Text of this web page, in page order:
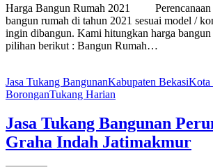
Harga Bangun Rumah 2021 Perencanaan
bangun rumah di tahun 2021 sesuai model /
ingin dibangun. Kami hitungkan harga bangun
pilihan berikut : Bangun Rumah…
Jasa Tukang BangunanKabupaten BekasiKota
BoronganTukang Harian
Jasa Tukang Bangunan
Graha Indah Jatimakmur